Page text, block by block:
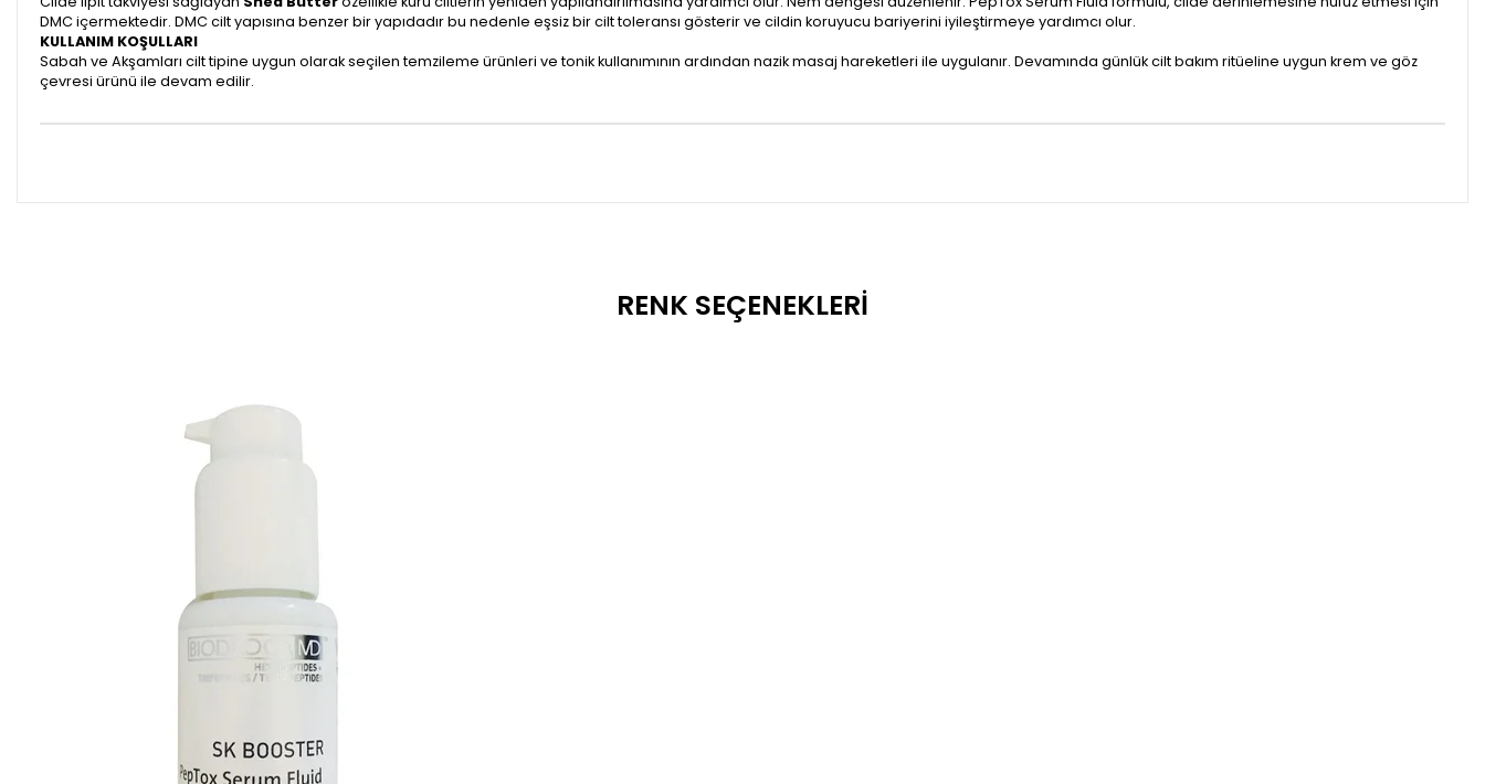
DMC içermektedir. DMC cilt yapısına benzer bir yapıdadır bu nedenle eşsiz bir cilt toleransı gösterir ve cildin koruyucu bariyerini iyileştirmeye yardımcı olur.
KULLANIM KOŞULLARI
Sabah ve Akşamları cilt tipine uygun olarak seçilen temzileme ürünleri ve tonik kullanımının ardından nazik masaj hareketleri ile uygulanır. Devamında günlük cilt bakım ritüeline uygun krem ve göz
çevresi ürünü ile devam edilir.
RENK SEÇENEKLERI